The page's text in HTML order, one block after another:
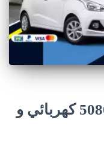
بنشر متنقل الوفرة 50805535‬ كهربائي و